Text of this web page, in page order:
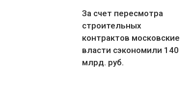
За счет пересмотра
строительных
контрактов московские
власти сэкономили 140
млрд. руб.